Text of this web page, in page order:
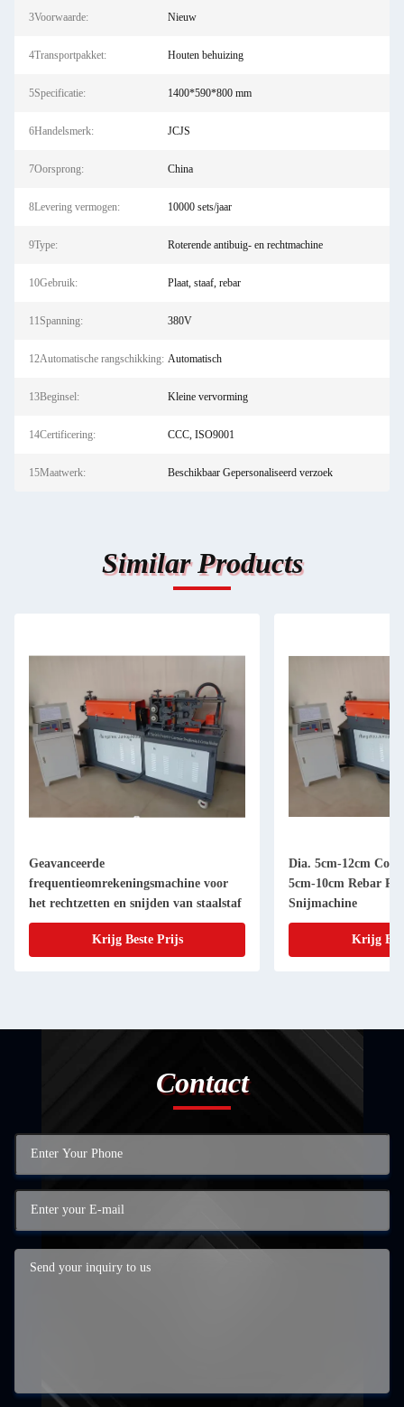
3Voorwaarde: Nieuw
4Transportpakket: Houten behuizing
5Specificatie: 1400*590*800 mm
6Handelsmerk: JCJS
7Oorsprong: China
8Levering vermogen: 10000 sets/jaar
9Type: Roterende antibuig- en rechtmachine
10Gebruik: Plaat, staaf, rebar
11Spanning: 380V
12Automatische rangschikking: Automatisch
13Beginsel: Kleine vervorming
14Certificering: CCC, ISO9001
15Maatwerk: Beschikbaar Gepersonaliseerd verzoek
Similar Products
Geavanceerde
frequentieomrekeningsmachine voor
het rechtzetten en snijden van staalstaf
Krijg Beste Prijs
Dia. 5cm-12cm Coil
5cm-10cm Rebar
Snijmachine
Krijg
Contact